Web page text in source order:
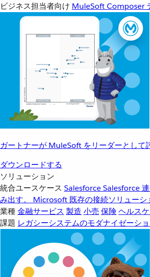
ビジネス担当者向け MuleSoft Composer
ガートナーが MuleSoft をリーダーとして
ダウンロードする
ソリューション
統合ユースケース SalesforceSalesforce
み出す。
Microsoft 既存の接続ソリュー
業種金融サービス 製造 小売 保険 ヘルス
課題 レガシーシステムのモダナイゼーシ